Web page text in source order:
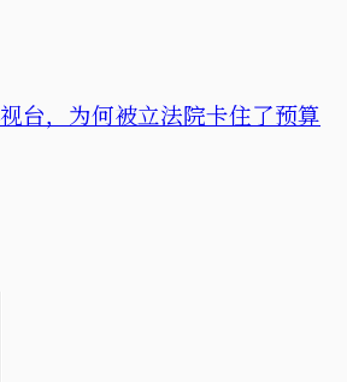
台，为何被立法院卡住了预算